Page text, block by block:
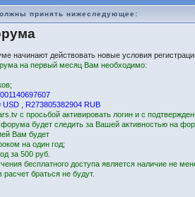
принять нижеследующее:
начинают действовать новые условия
на первый месяц Вам необходимо:
USD , R273805382904 RUB
с просьбой активировать логин и с
будет следить за Вашей активностью на
Вам будет
на один год;
за 500 руб.
бесплатного доступа является наличие не
браться не будут.